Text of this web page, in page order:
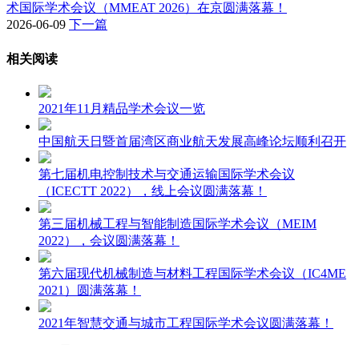
术国际学术会议（MMEAT 2026）在京圆满落幕！
2026-06-09 下一篇
相关阅读
2021年11月精品学术会议一览
中国航天日暨首届湾区商业航天发展高峰论坛顺利召开
第七届机电控制技术与交通运输国际学术会议
（ICECTT 2022），线上会议圆满落幕！
第三届机械工程与智能制造国际学术会议（MEIM
2022），会议圆满落幕！
第六届现代机械制造与材料工程国际学术会议（IC4ME
2021）圆满落幕！
2021年智慧交通与城市工程国际学术会议圆满落幕！